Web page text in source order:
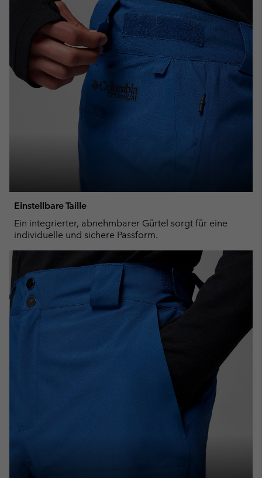
Einstellbare Taille
Ein integrierter, abnehmbarer Gürtel sorgt für eine
individuelle und sichere Passform.